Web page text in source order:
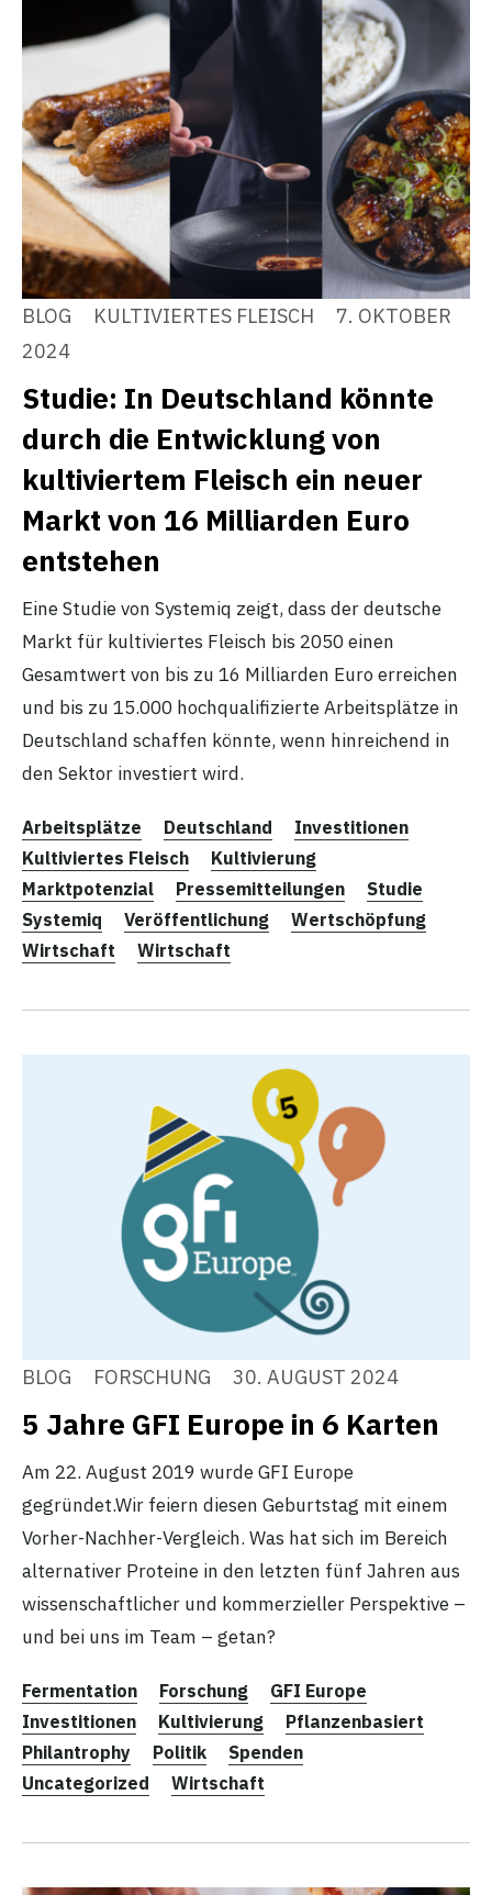
BLOG KULTIVIERTES FLEISCH
7. OKTOBER
2024
Studie: In Deutschland könnte
durch die Entwicklung von
kultiviertem Fleisch ein neuer
Markt von 16 Milliarden Euro
entstehen
Eine Studie von Systemiq zeigt, dass der deutsche
Markt für kultiviertes Fleisch bis 2050 einen
Gesamtwert von bis zu 16 Milliarden Euro erreichen
und bis zu 15.000 hochqualifizierte Arbeitsplätze in
Deutschland schaffen könnte, wenn hinreichend in
den Sektor investiert wird.
Arbeitsplätze Deutschland
Investitionen
Kultiviertes Fleisch
Kultivierung
Marktpotenzial
Pressemitteilungen
Studie
Systemiq
Veröffentlichung
Wertschöpfung
Wirtschaft
Wirtschaft
BLOG FORSCHUNG 30. AUGUST 2024
5 Jahre GFI Europe in 6 Karten
Am 22. August 2019 wurde GFI Europe
gegründet.Wir feiern diesen Geburtstag mit einem
Vorher-Nachher-Vergleich. Was hat sich im Bereich
alternativer Proteine in den letzten fünf Jahren aus
wissenschaftlicher und kommerzieller Perspektive –
und bei uns im Team – getan?
Fermentation Forschung
GFI Europe
Investitionen
Kultivierung
Pflanzenbasiert
Philantrophy
Politik
Spenden
Uncategorized
Wirtschaft